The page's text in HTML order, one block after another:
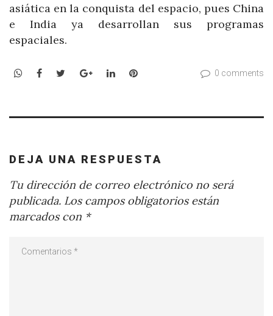
asiática en la conquista del espacio, pues China
e India ya desarrollan sus programas
espaciales.
WhatsApp
Facebook
TwitterGoogle+LinkedInPinterest 0 comments
DEJA UNA RESPUESTA
Tu dirección de correo electrónico no será
publicada. Los campos obligatorios están
marcados con *